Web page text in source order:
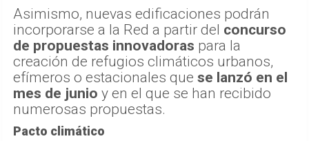
Asimismo, nuevas edificaciones podrán
incorporarse a la Red a partir del concurso
de propuestas innovadoras para la
creación de refugios climáticos urbanos,
efímeros o estacionales que se lanzó en el
mes de junio y en el que se han recibido
numerosas propuestas.
Pacto climático